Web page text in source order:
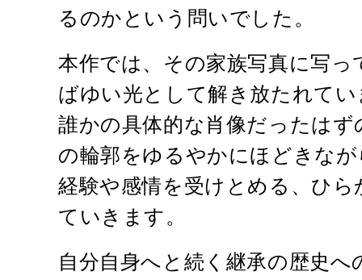
るのかという問いでした。
本作では、その家族写真に写
ばゆい光として解き放たれてい
誰かの具体的な肖像だったはず
の輪郭をゆるやかにほどきな
経験や感情を受けとめる、ひ
ていきます。
自分自身へと続く継承の歴史